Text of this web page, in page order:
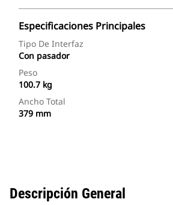
Especificaciones Principales
Tipo De Interfaz
Con pasador
Peso
100.7 kg
Ancho Total
379 mm
Descripción General